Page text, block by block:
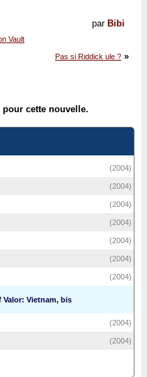
par Bibi
Vault
Pas si Riddick ule ? »
pour cette nouvelle.
(2004)
(2004)
(2004)
(2004)
(2004)
(2004)
(2004)
Vietnam, bis
(2004)
(2004)